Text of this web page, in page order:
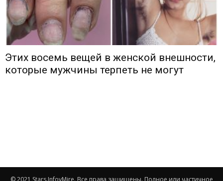
Этих восемь вещей в женской внешности,
которые мужчины терпеть не могут
© 2021 Stars.InfovMire. Все права защищены. Полное или частичное